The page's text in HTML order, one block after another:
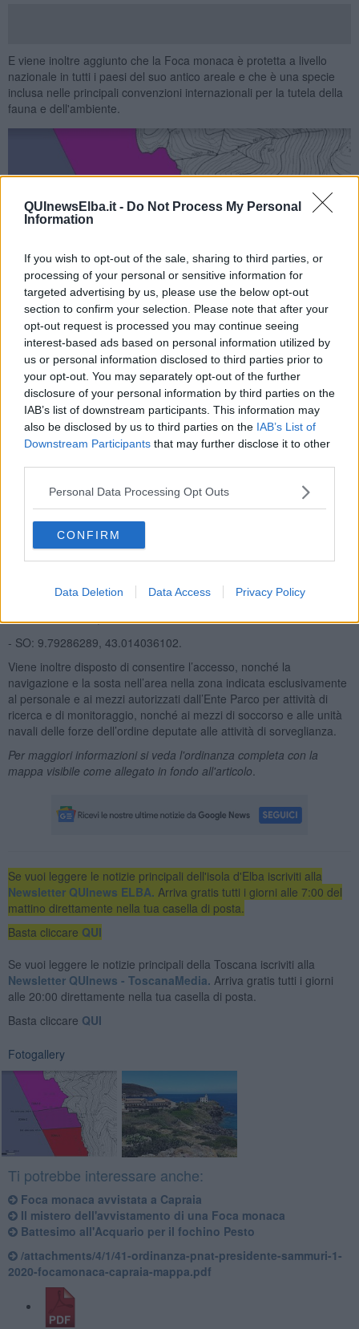
QUInewsElba.it - Do Not Process My Personal
Information
If you wish to opt-out of the sale, sharing to third parties, or
processing of your personal or sensitive information for
targeted advertising by us, please use the below opt-out
section to confirm your selection. Please note that after your
opt-out request is processed you may continue seeing
interest-based ads based on personal information utilized by
us or personal information disclosed to third parties prior to
your opt-out. You may separately opt-out of the further
disclosure of your personal information by third parties on the
IAB’s list of downstream participants. This information may
also be disclosed by us to third parties on the IAB’s List of
Downstream Participants that may further disclose it to other
Personal Data Processing Opt Outs
CONFIRM
Data Deletion Data Access Privacy Policy
E viene inoltre aggiunto che la Foca monaca è protetta a livello
nazionale in tutti i paesi del suo antico areale e che è una specie
inclusa nelle principali convenzioni internazionali per la tutela della
fauna e dell'ambiente.
La mappa con il tratto di mare interdetto
Per questi motivinell'ordinanza si vieta, a partire da oggi, 24
Giugno 2020, "l’accesso, in ogni forma e con ogni mezzo, nella
zona indicata in cartografia, allegata e parte integrante del
nord e la Baia a sud di Punta delle Cote, nella costa
occidentale dell’Isola di Capraia individuato dalle seguenti
coordinate:
WGS 84 (longitude, latitude)
- NO: 9.79153374, 43.01606233
- SE: 9.79885186, 43.01427913
- SO: 9.79286289, 43.014036102.
Viene inoltre disposto di consentire l’accesso, nonché la
navigazione e la sosta nell’area nella zona indicata esclusivamente
al personale e ai mezzi autorizzati dall’Ente Parco per attività di
ricerca e di monitoraggio, nonché ai mezzi di soccorso e alle unità
navali delle forze dell’ordine deputate alle attività di sorveglianza.
Per maggiori informazioni si veda l'ordinanza completa con la
mappa visibile come allegato in fondo all'articolo
Se vuoi leggere le notizie principali dell'isola d'Elba iscriviti alla
Newsletter QUInews ELBA. Arriva gratis tutti i giorni alle 7:00 del
mattino direttamente nella tua casella di posta.
Basta cliccare QUI
Se vuoi leggere le notizie principali della Toscana iscriviti alla
Newsletter QUInews - ToscanaMedia. Arriva gratis tutti i giorni
alle 20:00 direttamente nella tua casella di posta.
Basta cliccare QUI
Fotogallery
Ti potrebbe interessare anche:
Foca monaca avvistata a Capraia
Il mistero dell'avvistamento di una Foca monaca
Battesimo all'Acquario per il fochino Pesto
/attachments/4/1/41-ordinanza-pnat-presidente-sammuri-1-
2020-focamonaca-capraia-mappa.pdf